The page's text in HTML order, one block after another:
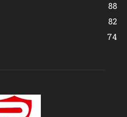
88
82
74